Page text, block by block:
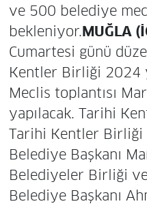
ve 500 belediye
bekleniyor.MUĞLA
Cumartesi günü
Kentler Birliği 2024
Meclis toplantısı
yapılacak. Tarihi
Tarihi Kentler Birliği
Belediye Başkanı
Belediyeler Birliği
Belediye Başkanı